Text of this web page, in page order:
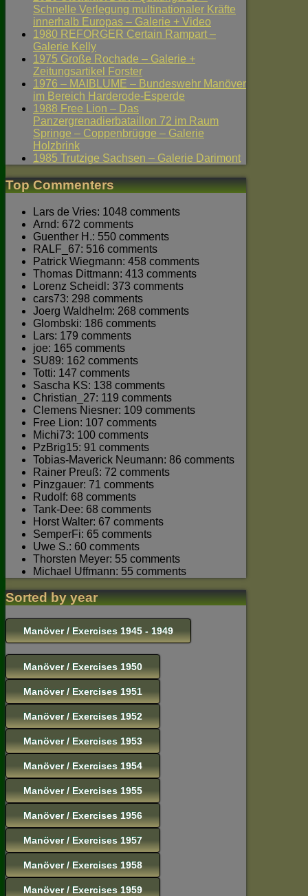
Schnelle Verlegung multinationaler Kräfte
innerhalb Europas – Galerie + Video
1980 REFORGER Certain Rampart –
Galerie Kelly
1975 Große Rochade – Galerie +
Zeitungsartikel Forster
1976 – MAIBLUME – Bundeswehr Manöver
im Bereich Harderode-Esperde
1988 Free Lion – Das
Panzergrenadierbataillon 72 im Raum
Springe – Coppenbrügge – Galerie
Holzbrink
1985 Trutzige Sachsen – Galerie Darimont
Top Commenters
Lars de Vries: 1048 comments
Arnd: 672 comments
Guenther H.: 550 comments
RALF_67: 516 comments
Patrick Wiegmann: 458 comments
Thomas Dittmann: 413 comments
Lorenz Scheidl: 373 comments
cars73: 298 comments
Joerg Waldhelm: 268 comments
Glombski: 186 comments
Lars: 179 comments
joe: 165 comments
SU89: 162 comments
Totti: 147 comments
Sascha KS: 138 comments
Christian_27: 119 comments
Clemens Niesner: 109 comments
Free Lion: 107 comments
Michi73: 100 comments
PzBrig15: 91 comments
Tobias-Maverick Neumann: 86 comments
Rainer Preuß: 72 comments
Pinzgauer: 71 comments
Rudolf: 68 comments
Tank-Dee: 68 comments
Horst Walter: 67 comments
SemperFi: 65 comments
Uwe S.: 60 comments
Thorsten Meyer: 55 comments
Michael Uffmann: 55 comments
Sorted by year
Manöver / Exercises 1945 - 1949
Manöver / Exercises 1950
Manöver / Exercises 1951
Manöver / Exercises 1952
Manöver / Exercises 1953
Manöver / Exercises 1954
Manöver / Exercises 1955
Manöver / Exercises 1956
Manöver / Exercises 1957
Manöver / Exercises 1958
Manöver / Exercises 1959